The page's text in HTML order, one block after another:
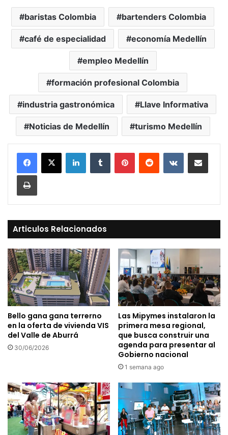
baristas Colombia bartenders Colombia
café de especialidad economía Medellín
empleo Medellín
formación profesional Colombia
industria gastronómica Llave Informativa
Noticias de Medellín turismo Medellín
LinkedInTumblr PinterestReddit VKontakteCompartir vía Mail
Print
Articulos Relacionados
Bello gana gana terrerno
en la oferta de vivienda VIS
del Valle de Aburrá
30/06/2026
Las Mipymes instalaron la
primera mesa regional,
que busca construir una
agenda para presentar al
Gobierno nacional
1 semana ago